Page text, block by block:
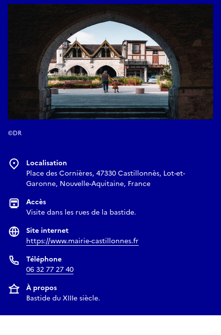
©DR
Localisation
Place des Cornières, 47330 Castillonnès, Lot-et-
Garonne, Nouvelle-Aquitaine, France
Accès
Visite dans les rues de la bastide.
Site internet
https://www.mairie-castillonnes.fr
Téléphone
06 32 77 27 40
À propos
Bastide du XIIIe siècle.